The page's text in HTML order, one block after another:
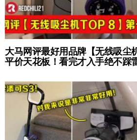
大马网评最好用品牌【无线吸尘
平价天花板！看完才入手绝不踩